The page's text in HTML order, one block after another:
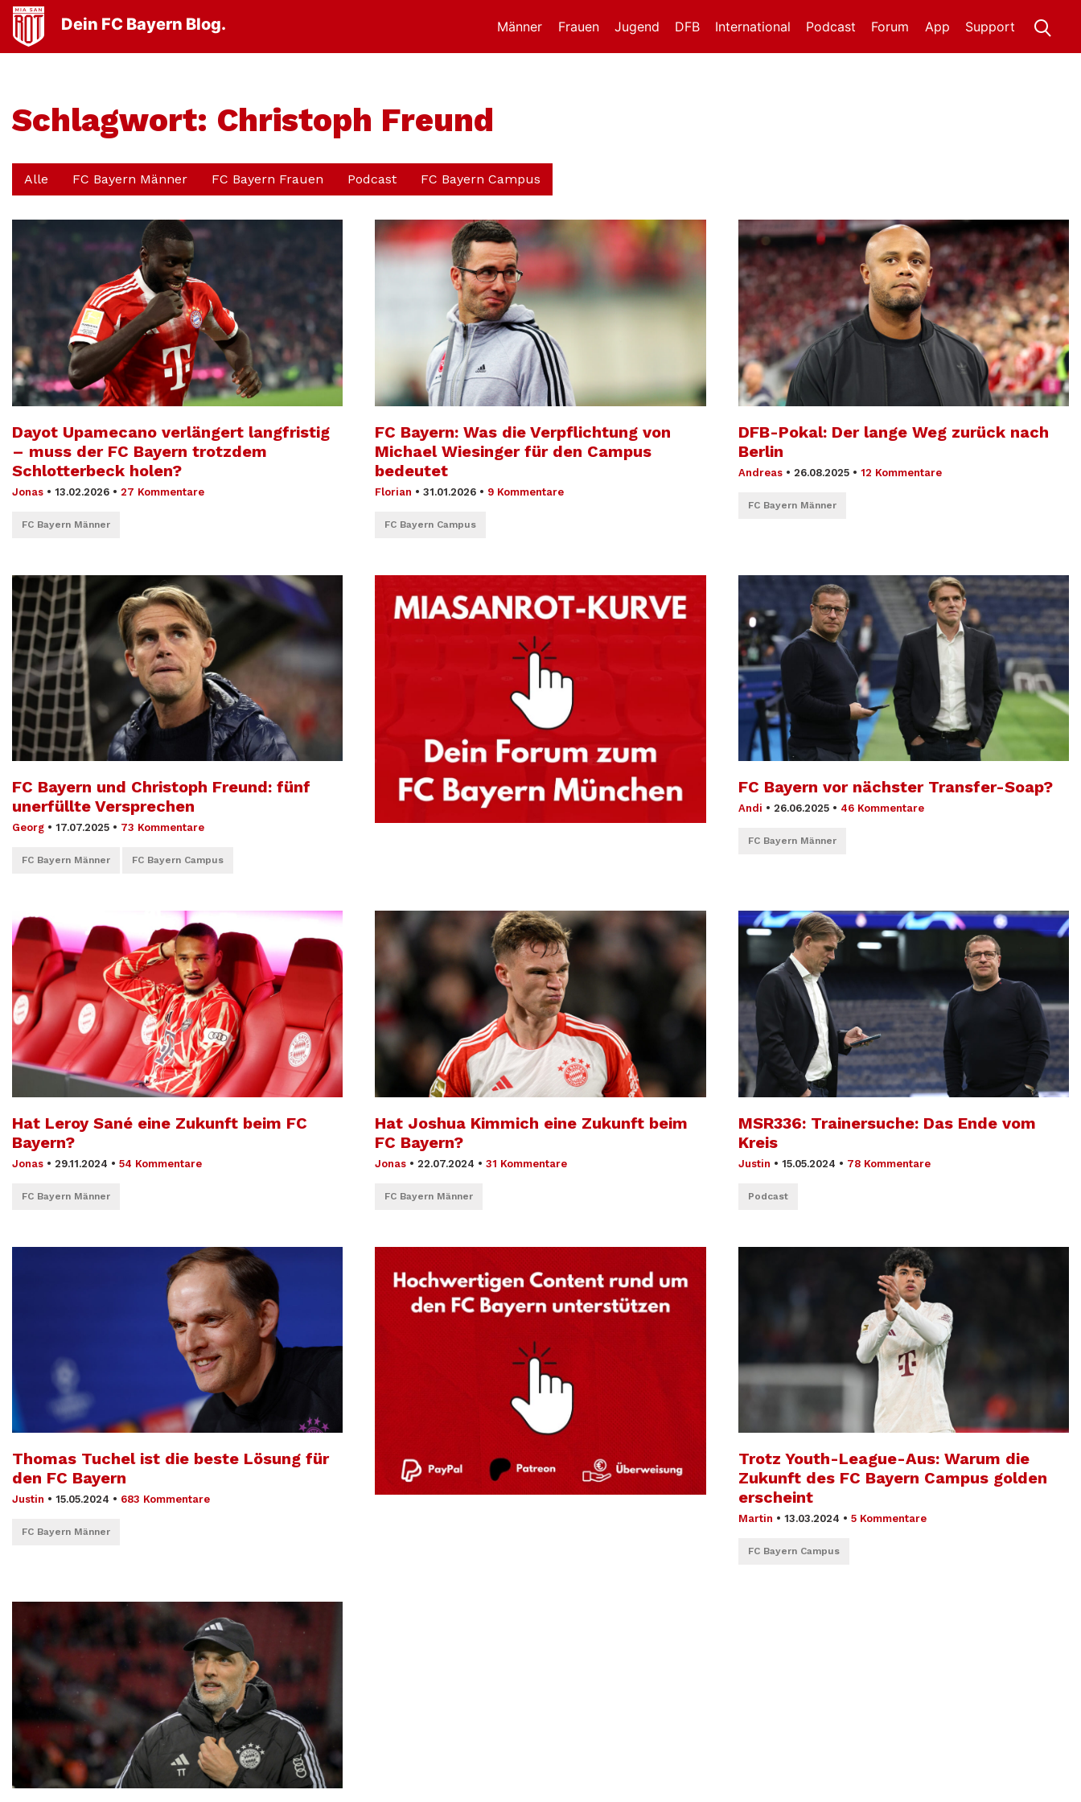
Dein FC Bayern Blog. Männer Frauen Jugend DFB International Support
App
Forum
Podcast
Schlagwort: Christoph Freund
Alle FC Bayern Männer FC Bayern Frauen Podcast FC Bayern Campus
Dayot Upamecano verlängert langfristig
– muss der FC Bayern trotzdem
Schlotterbeck holen?
Jonas • 13.02.2026 • 27 Kommentare
FC Bayern Männer
FC Bayern: Was die Verpflichtung von
Michael Wiesinger für den Campus
bedeutet
Florian • 31.01.2026 • 9 Kommentare
FC Bayern Campus
DFB-Pokal: Der lange Weg zurück nach
Berlin
Andreas • 26.08.2025 • 12 Kommentare
FC Bayern Männer
FC Bayern und Christoph Freund: fünf
unerfüllte Versprechen
Georg • 17.07.2025 • 73 Kommentare
FC Bayern Männer FC Bayern Campus
FC Bayern vor nächster Transfer-Soap?
Andi • 26.06.2025 • 46 Kommentare
FC Bayern Männer
Hat Leroy Sané eine Zukunft beim FC
Bayern?
Jonas • 29.11.2024 • 54 Kommentare
FC Bayern Männer
Hat Joshua Kimmich eine Zukunft beim
FC Bayern?
Jonas • 22.07.2024 • 31 Kommentare
FC Bayern Männer
MSR336: Trainersuche: Das Ende vom
Kreis
Justin • 15.05.2024 • 78 Kommentare
Podcast
Thomas Tuchel ist die beste Lösung für
den FC Bayern
Justin • 15.05.2024 • 683 Kommentare
FC Bayern Männer
Trotz Youth-League-Aus: Warum die
Zukunft des FC Bayern Campus golden
erscheint
Martin • 13.03.2024 • 5 Kommentare
FC Bayern Campus